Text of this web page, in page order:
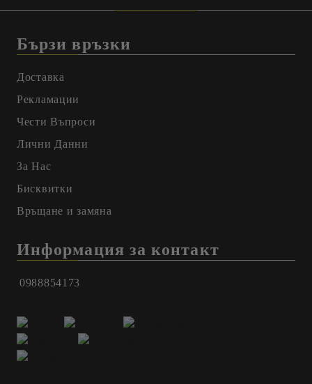
Бързи връзки
Доставка
Рекламации
Чести Въпроси
Лични Данни
За Нас
Бисквитки
Връщане и замяна
Информация за контакт
0988854173